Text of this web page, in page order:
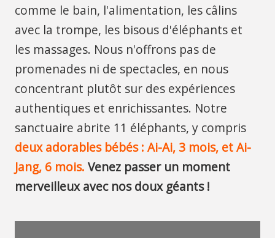
comme le bain, l'alimentation, les câlins
avec la trompe, les bisous d'éléphants et
les massages. Nous n'offrons pas de
promenades ni de spectacles, en nous
concentrant plutôt sur des expériences
authentiques et enrichissantes. Notre
sanctuaire abrite 11 éléphants, y compris
deux adorables bébés : Ai-Ai, 3 mois, et Ai-
Jang, 6 mois. Venez passer un moment
merveilleux avec nos doux géants !